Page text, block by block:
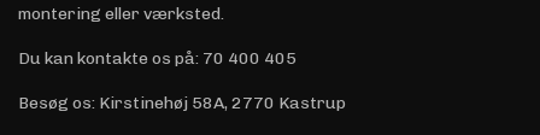
montering eller værksted.
Du kan kontakte os på: 70 400 405
Besøg os: Kirstinehøj 58A, 2770 Kastrup